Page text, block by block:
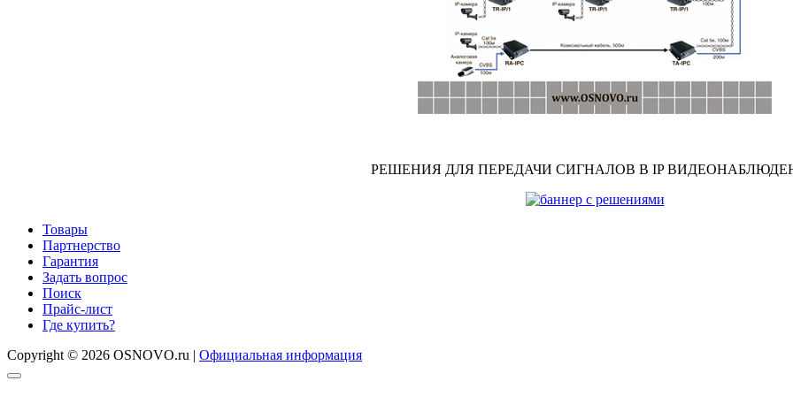
РЕШЕНИЯ ДЛЯ ПЕРЕДАЧИ СИГНАЛОВ В IP
Товары
Партнерство
Гарантия
Задать вопрос
Поиск
Прайс-лист
Где купить?
Copyright © 2026 OSNOVO.ru | Официальная информация